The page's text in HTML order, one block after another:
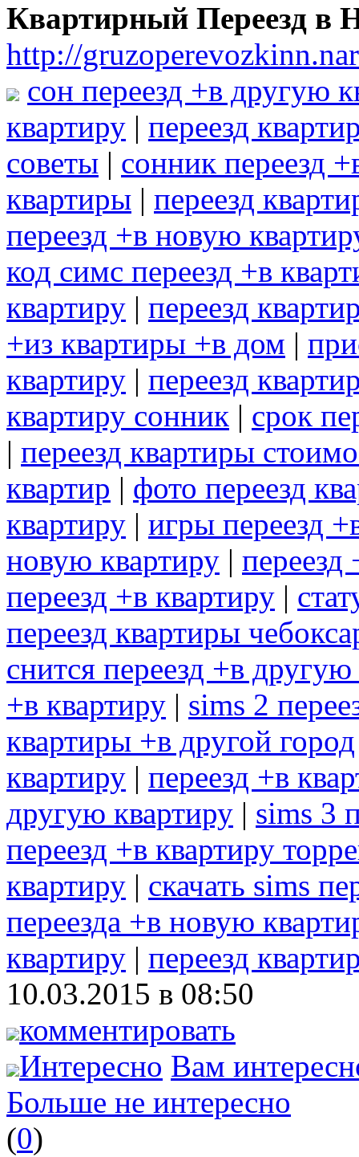
Квартирный Переезд в
http://
сон переезд +в другую
квартиру | переезд
советы | сонник переезд
квартиры | переезд
переезд +в новую
код симс переезд +в
квартиру | переезд
+из квартиры +в дом |
квартиру | переезд
квартиру сонник | срок
| переезд квартиры
квартир | фото переезд
квартиру | игры переезд
новую квартиру | переезд
переезд +в квартиру |
переезд квартиры
снится переезд +в
+в квартиру | sims 2
квартиры +в другой город
квартиру | переезд +в
другую квартиру | sims 3
переезд +в квартиру
квартиру | скачать sims
переезда +в новую
квартиру | переезд
10.03.2015 в 08:50
комментировать
Интересно Вам
Больше не интересно
(0)